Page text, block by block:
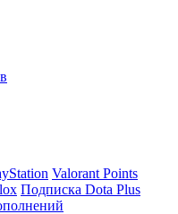
Valorant Points
Подписка Dota Plus